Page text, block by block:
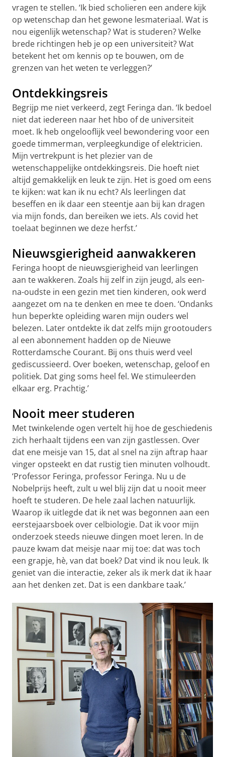
vragen te stellen. ‘Ik bied scholieren een andere kijk
op wetenschap dan het gewone lesmateriaal. Wat is
nou eigenlijk wetenschap? Wat is studeren? Welke
brede richtingen heb je op een universiteit? Wat
betekent het om kennis op te bouwen, om de
grenzen van het weten te verleggen?’
Ontdekkingsreis
Begrijp me niet verkeerd, zegt Feringa dan. ‘Ik bedoel
niet dat iedereen naar het hbo of de universiteit
moet. Ik heb ongelooflijk veel bewondering voor een
goede timmerman, verpleegkundige of elektricien.
Mijn vertrekpunt is het plezier van de
wetenschappelijke ontdekkingsreis. Die hoeft niet
altijd gemakkelijk en leuk te zijn. Het is goed om eens
te kijken: wat kan ik nu echt? Als leerlingen dat
beseffen en ik daar een steentje aan bij kan dragen
via mijn fonds, dan bereiken we iets. Als covid het
toelaat beginnen we deze herfst.’
Nieuwsgierigheid aanwakkeren
Feringa hoopt de nieuwsgierigheid van leerlingen
aan te wakkeren. Zoals hij zelf in zijn jeugd, als een-
na-oudste in een gezin met tien kinderen, ook werd
aangezet om na te denken en mee te doen. ‘Ondanks
hun beperkte opleiding waren mijn ouders wel
belezen. Later ontdekte ik dat zelfs mijn grootouders
al een abonnement hadden op de Nieuwe
Rotterdamsche Courant. Bij ons thuis werd veel
gediscussieerd. Over boeken, wetenschap, geloof en
politiek. Dat ging soms heel fel. We stimuleerden
elkaar erg. Prachtig.’
Nooit meer studeren
Met twinkelende ogen vertelt hij hoe de geschiedenis
zich herhaalt tijdens een van zijn gastlessen. Over
dat ene meisje van 15, dat al snel na zijn aftrap haar
vinger opsteekt en dat rustig tien minuten volhoudt.
‘Professor Feringa, professor Feringa. Nu u de
Nobelprijs heeft, zult u wel blij zijn dat u nooit meer
hoeft te studeren. De hele zaal lachen natuurlijk.
Waarop ik uitlegde dat ik net was begonnen aan een
eerstejaarsboek over celbiologie. Dat ik voor mijn
onderzoek steeds nieuwe dingen moet leren. In de
pauze kwam dat meisje naar mij toe: dat was toch
een grapje, hè, van dat boek? Dat vind ik nou leuk. Ik
geniet van die interactie, zeker als ik merk dat ik haar
aan het denken zet. Dat is een dankbare taak.’